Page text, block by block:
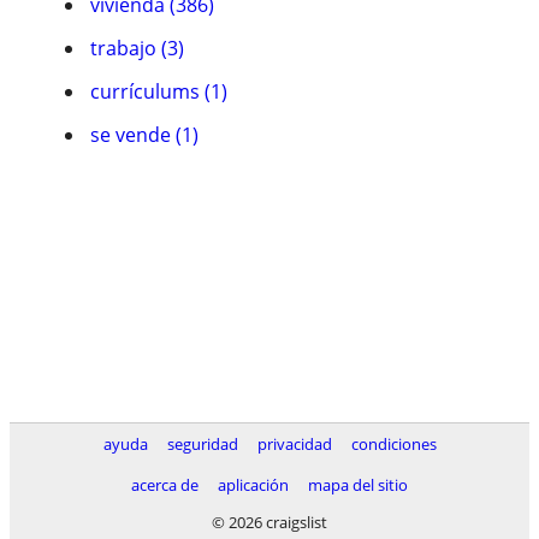
trabajo (3)
currículums (1)
se vende (1)
ayuda seguridad privacidad
condiciones
acerca de
aplicación
mapa del sitio
© 2026 craigslist